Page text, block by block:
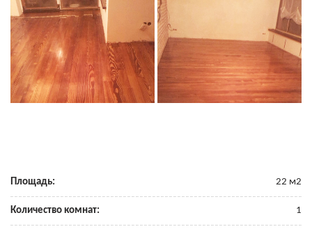
Площадь: 22 м2
Количество комнат: 1